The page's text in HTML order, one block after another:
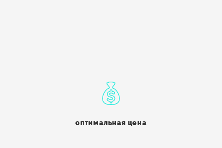
оптимальная цена